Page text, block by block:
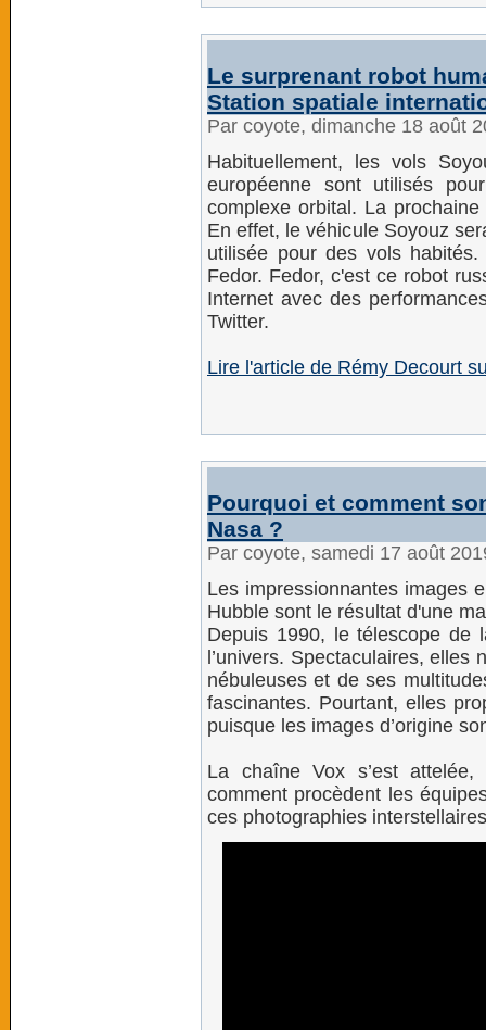
Le surprenant robot
Station spatiale
Par coyote, dimanche 18 août
Habituellement, les vols
européenne sont utilisés
complexe orbital. La
En effet, le véhicule Soyouz
utilisée pour des vols
Fedor. Fedor, c'est ce robot
Internet avec des
Twitter.
Lire l'article de Rémy Decourt
Pourquoi et comment
Nasa ?
Par coyote, samedi 17 août
Les impressionnantes images
Hubble sont le résultat d'une
Depuis 1990, le télescope de
l’univers. Spectaculaires,
nébuleuses et de ses
fascinantes. Pourtant, elles
puisque les images d’origine
La chaîne Vox s’est
comment procèdent les
ces photographies